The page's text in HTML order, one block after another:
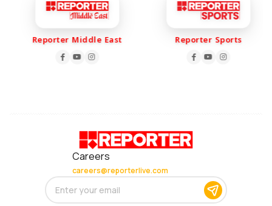
Reporter Middle East Reporter Sports
Careers
careers@reporterlive.com